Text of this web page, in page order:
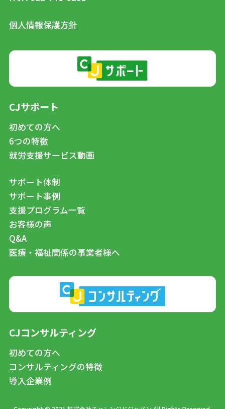
個人情報保護方針
CJサポート
初めての方へ
6つの特徴
就労支援サービス動画
サポート体制
サポート事例
支援プログラム一覧
お客様の声
Q&A
医療・福祉関係の事業者様へ
CJコンサルティング
初めての方へ
コンサルティングの特徴
導入企業例